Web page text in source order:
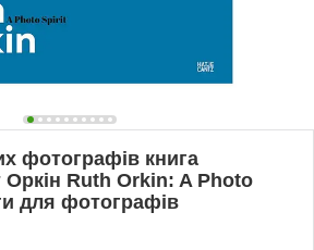
фотографів книга
Ruth Orkin: A Photo
для фотографів